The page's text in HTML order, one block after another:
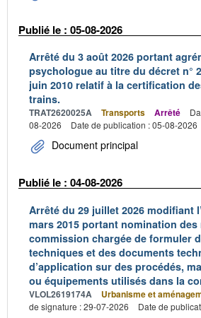
Publié le : 05-08-2026
Arrêté du 3 août 2026 portant
psychologue au titre du décret n°
juin 2010 relatif à la certification
trains.
TRAT2620025A Transports Arrêté
08-2026
Date de publication : 05-08-2026
Document principal
Publié le : 04-08-2026
Arrêté du 29 juillet 2026 modifiant
mars 2015 portant nomination des
commission chargée de formuler
techniques et des documents
d’application sur des procédés,
ou équipements utilisés dans la
VLOL2619174A Urbanisme et
de signature : 29-07-2026
Date de